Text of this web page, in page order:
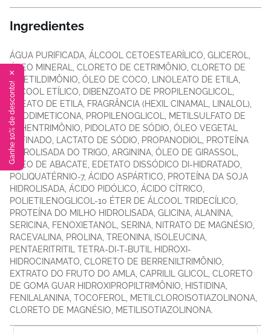
Ganhe 10% de desconto!
✕
Ingredientes
ÁGUA PURIFICADA, ÁLCOOL CETOESTEARÍLICO, GLICEROL,
ÓLEO MINERAL, CLORETO DE CETRIMÔNIO, CLORETO DE
DICETILDIMÔNIO, ÓLEO DE COCO, LINOLEATO DE ETILA,
ÁLCOOL ETÍLICO, DIBENZOATO DE PROPILENOGLICOL,
OLEATO DE ETILA, FRAGRÂNCIA (HEXIL CINAMAL, LINALOL),
AMODIMETICONA, PROPILENOGLICOL, METILSULFATO DE
BEHENTRIMÔNIO, PIDOLATO DE SÓDIO, ÓLEO VEGETAL
REFINADO, LACTATO DE SÓDIO, PROPANODIOL, PROTEÍNA
HIDROLISADA DO TRIGO, ARGININA, ÓLEO DE GIRASSOL,
ÓLEO DE ABACATE, EDETATO DISSÓDICO DI-HIDRATADO,
POLIQUATÉRNIO-7, ÁCIDO ASPÁRTICO, PROTEÍNA DA SOJA
HIDROLISADA, ÁCIDO PIDÓLICO, ÁCIDO CÍTRICO,
POLIETILENOGLICOL-10 ÉTER DE ÁLCOOL TRIDECÍLICO,
PROTEÍNA DO MILHO HIDROLISADA, GLICINA, ALANINA,
SERICINA, FENOXIETANOL, SERINA, NITRATO DE MAGNÉSIO,
RACEVALINA, PROLINA, TREONINA, ISOLEUCINA,
PENTAERITRITIL TETRA-DI-T-BUTIL HIDROXI-
HIDROCINAMATO, CLORETO DE BERRENILTRIMÔNIO,
EXTRATO DO FRUTO DO AMLA, CAPRILIL GLICOL, CLORETO
DE GOMA GUAR HIDROXIPROPILTRIMÔNIO, HISTIDINA,
FENILALANINA, TOCOFEROL, METILCLOROISOTIAZOLINONA,
CLORETO DE MAGNÉSIO, METILISOTIAZOLINONA.